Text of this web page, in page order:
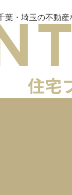
葉・埼玉の不動